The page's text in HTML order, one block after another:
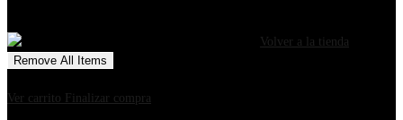
Volver a la tienda
Remove All Items
Ver carrito
Finalizar compra